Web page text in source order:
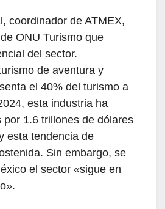
coordinador de ATMEX,
ONU Turismo que
del sector.
de aventura y
el 40% del turismo a
esta industria ha
por 1.6 trillones de dólares
esta tendencia de
Sin embargo, se
el sector «sigue en